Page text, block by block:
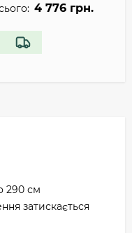
4 776 грн.
290 см
затискається